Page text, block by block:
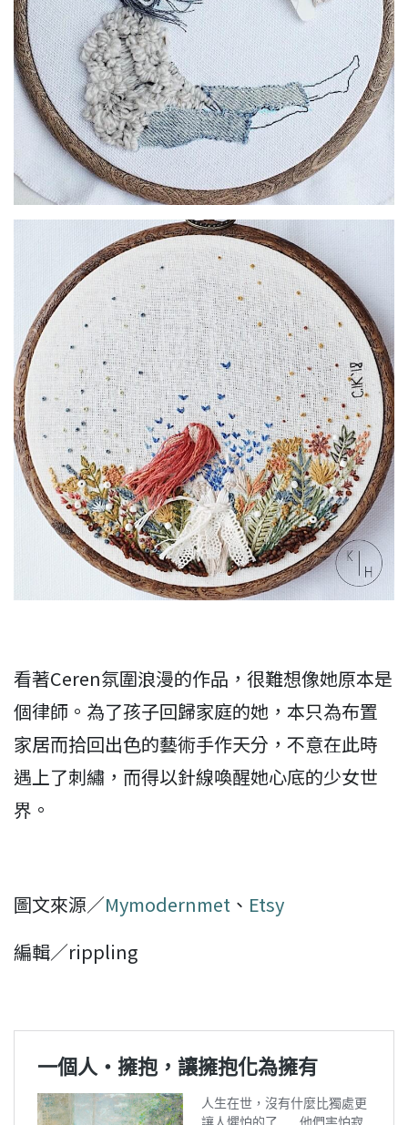
看著Ceren氛圍浪漫的作品，很難想像她原本是
個律師。為了孩子回歸家庭的她，本只為布置
家居而拾回出色的藝術手作天分，不意在此時
遇上了刺繡，而得以針線喚醒她心底的少女世
界。
圖文來源／Mymodernmet 、 Etsy
編輯／rippling